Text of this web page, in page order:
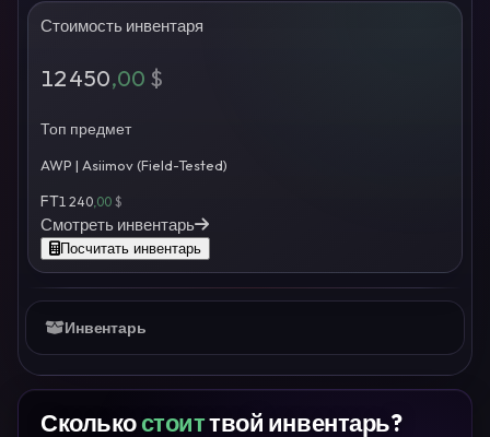
Стоимость инвентаря
12 450,00 $
Топ предмет
AWP | Asiimov (Field-Tested)
FT1 240 ,00 $
Смотреть инвентарь
Посчитать инвентарь
Инвентарь
Сколькостоиттвой инвентарь?